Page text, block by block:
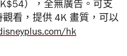
），全無廣告。可支
看，提供 4K 畫質，可以
hk